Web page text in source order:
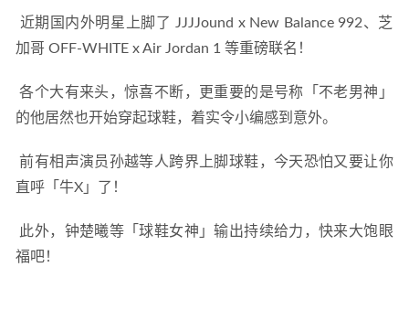
加哥 OFF-WHITE x Air Jordan 1 等重磅联名！
各个大有来头，惊喜不断，更重要的是号称「不老男神」
的他居然也开始穿起球鞋，着实令小编感到意外。
前有相声演员孙越等人跨界上脚球鞋，今天恐怕又要让你
直呼「牛X」了！
福吧！
相 2021-06-27
361°全新飞翼 2.0 跑鞋登陆，超弹黑科技脚感升级！
02